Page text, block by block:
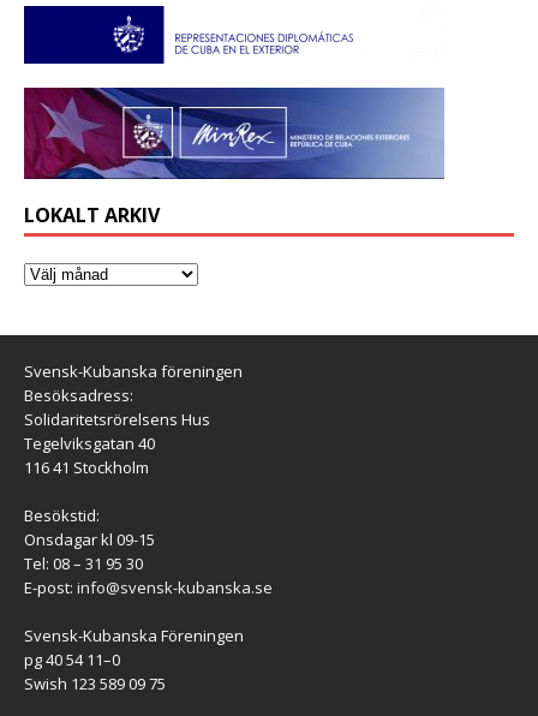
LOKALT ARKIV
Svensk-Kubanska föreningen
Besöksadress:
Solidaritetsrörelsens Hus
Tegelviksgatan 40
116 41 Stockholm
Besökstid:
Onsdagar kl 09-15
Tel: 08 – 31 95 30
E-post: info@svensk-kubanska.se
Svensk-Kubanska Föreningen
pg 40 54 11–0
Swish 123 589 09 75